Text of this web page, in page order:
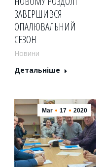
ЗАВЕРШИВСЯ
ОПАЛЮВАЛЬНИЙ
СЕЗОН
Новини
Детальніше
Mar 17 2020